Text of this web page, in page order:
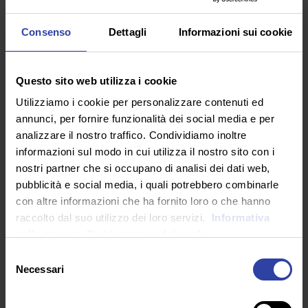
Consenso Dettagli Informazioni sui cookie
Questo sito web utilizza i cookie
Utilizziamo i cookie per personalizzare contenuti ed
annunci, per fornire funzionalità dei social media e per
analizzare il nostro traffico. Condividiamo inoltre
informazioni sul modo in cui utilizza il nostro sito con i
nostri partner che si occupano di analisi dei dati web,
pubblicità e social media, i quali potrebbero combinarle
con altre informazioni che ha fornito loro o che hanno
raccolto dal suo utilizzo dei loro servizi.
Informativa
delNecessari
la foce del Tronto, nella meravigliosa riserva naturale
La scena più toccante del film è il pranzo che
Fasci di Combattimento in piazza San Sepolcro a
Milano, quando dopo l’intervento di Amelia (Valeria
Bilello), cantante ed ex di Luciano che fa passare a
tutti l’appetito raccontando gli orrori della guerra,
Anna ricorda ai presenti i (traditi) proclami iniziali del
Fascismo Movimento, fra i quali il suffragio universale
esteso alle donne.
La sua interpretazione di «Parlami d’amore Mariù»
(brano scritto per De Sica nel 1932), è un flebile canto
York New York» quasi sussurrato da Carey Mulligan